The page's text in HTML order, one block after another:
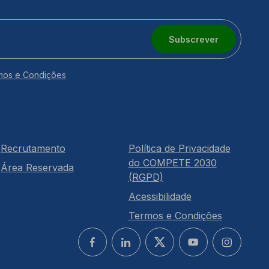
Subscrever
e Condições
Recrutamento
Área Reservada
Política de Privacidade
do COMPETE 2030
(RGPD)
Acessibilidade
Termos e Condições